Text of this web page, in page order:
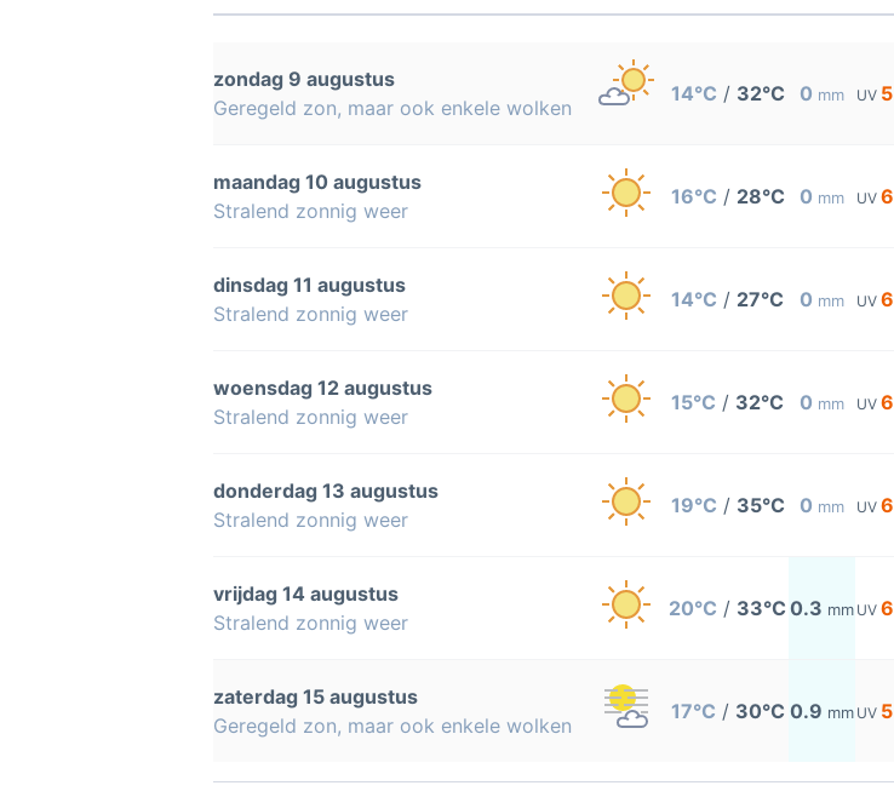
zondag 9 augustus
Geregeld zon, maar ook enkele wolken
14°C / 32°C 0 mm UV 5
maandag 10 augustus
Stralend zonnig weer
16°C / 28°C 0 mm UV 6
dinsdag 11 augustus
Stralend zonnig weer
14°C / 27°C 0 mm UV 6
woensdag 12 augustus
Stralend zonnig weer
15°C / 32°C 0 mm UV 6
donderdag 13 augustus
Stralend zonnig weer
19°C / 35°C 0 mm UV 6
vrijdag 14 augustus
Stralend zonnig weer
20°C / 33°C 0.3 mm UV 6
zaterdag 15 augustus
Geregeld zon, maar ook enkele wolken
17°C / 30°C 0.9 mm UV 5